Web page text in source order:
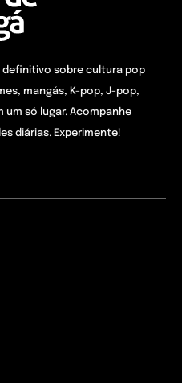
definitivo sobre cultura pop
mangás, K-pop, J-pop,
um só lugar. Acompanhe
diárias. Experimente!